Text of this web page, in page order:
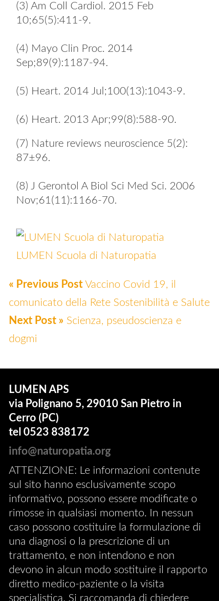
(3) Am Coll Cardiol. 2015 Feb
10;65(5):411-9.
(4) Mayo Clin Proc. 2014
Sep;89(9):1187-94.
(5) Heart. 2014 Jul;100(13):1043-9.
(6) Heart. 2013 Apr;99(8):588-90.
(7) Nature reviews neuroscience 5(2):
87±96.
(8) J Gerontol A Biol Sci Med Sci. 2006
Nov;61(11):1166-70.
LUMEN Scuola di Naturopatia
« Previous Post Vaccino Covid 19, il
comunicato della Rete Sostenibilità e Salute
Next Post » Scienza, pseudoscienza e
dogmi
LUMEN APS
via Polignano 5, 29010 San Pietro in
Cerro (PC)
tel 0523 838172
info@naturopatia.org
ATTENZIONE: Le informazioni contenute
sul sito hanno esclusivamente scopo
informativo, possono essere modificate o
rimosse in qualsiasi momento. In nessun
caso possono costituire la formulazione di
una diagnosi o la prescrizione di un
trattamento, e non intendono e non
devono in alcun modo sostituire il rapporto
diretto medico-paziente o la visita
specialistica. Si raccomanda di chiedere